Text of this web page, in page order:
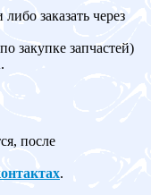
заказать через
закупке запчастей)
после
.